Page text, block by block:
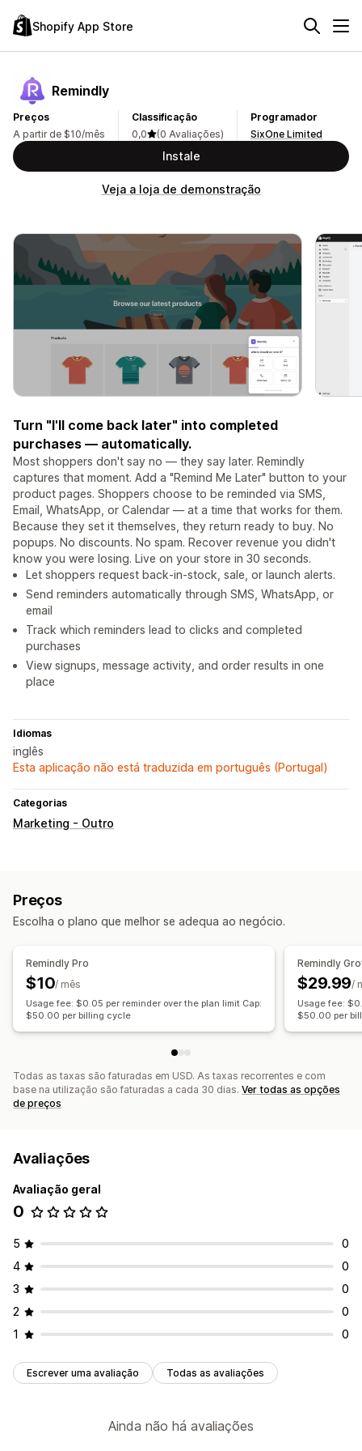
Shopify App Store
Remindly
Preços
A partir de $10/mês
Classificação
0,0
(0 Avaliações)
Programador
SixOne Limited
Instale
Veja a loja de demonstração
Turn "I'll come back later" into completed
purchases — automatically.
Most shoppers don't say no — they say later. Remindly
captures that moment. Add a "Remind Me Later" button to your
product pages. Shoppers choose to be reminded via SMS,
Email, WhatsApp, or Calendar — at a time that works for them.
Because they set it themselves, they return ready to buy. No
popups. No discounts. No spam. Recover revenue you didn't
know you were losing. Live on your store in 30 seconds.
Let shoppers request back‑in‑stock, sale, or launch alerts.
Send reminders automatically through SMS, WhatsApp, or
email
Track which reminders lead to clicks and completed
purchases
View signups, message activity, and order results in one
place
Idiomas
inglês
Esta aplicação não está traduzida em português (Portugal)
Categorias
Marketing - Outro
Preços
Escolha o plano que melhor se adequa ao negócio.
Remindly Pro
$10/ mês
Usage fee: $0.05 per reminder over the plan limit Cap:
$50.00 per billing cycle
Remindly
$29.99/
Usage fee:
$50.00 per
Todas as taxas são faturadas em USD. As taxas recorrentes e com
base na utilização são faturadas a cada 30 dias. Ver todas as opções
de preços
Avaliações
Avaliação geral
0
5
0
4
0
3
0
2
0
1
0
Escrever uma avaliação Todas as avaliações
Ainda não há avaliações